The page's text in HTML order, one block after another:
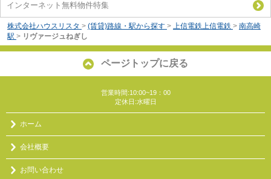
インターネット無料物件特集
株式会社ハウスリスタ > (賃貸)路線・駅から探す > 上信電鉄上信電鉄 > 南高崎
駅 > リヴァージュねぎし
ページトップに戻る
営業時間:10:00~19：00
定休日:水曜日
ホーム
会社概要
お問い合わせ